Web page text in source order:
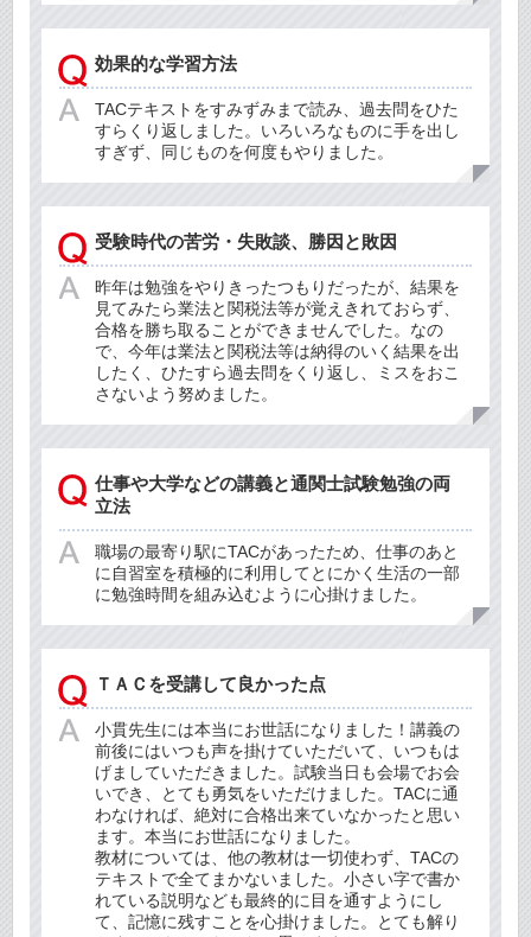
効果的な学習方法
TACテキストをすみずみまで読み、過去問をひた
すらくり返しました。いろいろなものに手を出し
すぎず、同じものを何度もやりました。
受験時代の苦労・失敗談、勝因と敗因
昨年は勉強をやりきったつもりだったが、結果を
見てみたら業法と関税法等が覚えきれておらず、
合格を勝ち取ることができませんでした。なの
で、今年は業法と関税法等は納得のいく結果を出
したく、ひたすら過去問をくり返し、ミスをおこ
さないよう努めました。
仕事や大学などの講義と通関士試験勉強の両
立法
職場の最寄り駅にTACがあったため、仕事のあと
に自習室を積極的に利用してとにかく生活の一部
に勉強時間を組み込むように心掛けました。
ＴＡＣを受講して良かった点
小貫先生には本当にお世話になりました！講義の
前後にはいつも声を掛けていただいて、いつもは
げましていただきました。試験当日も会場でお会
いでき、とても勇気をいただけました。TACに通
わなければ、絶対に合格出来ていなかったと思い
ます。本当にお世話になりました。
教材については、他の教材は一切使わず、TACの
テキストで全てまかないました。小さい字で書か
れている説明なども最終的に目を通すようにし
て、記憶に残すことを心掛けました。とても解り